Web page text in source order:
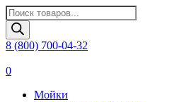
Поиск
товаров
8 (800) 700-04-32
0
Мойки